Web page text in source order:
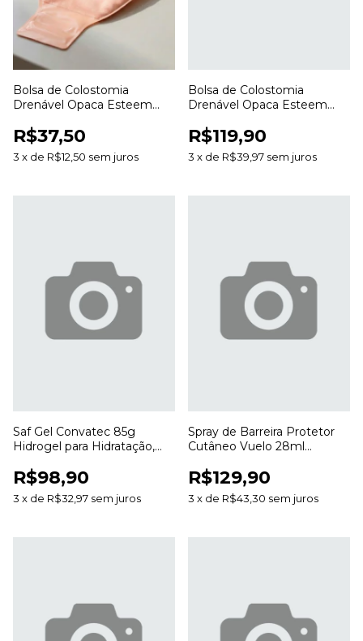
Bolsa de Colostomia
Drenável Opaca Esteem
Estomias
R$37,50
3 x de R$12,50 sem juros
Bolsa de Colostomia
Drenável Opaca Esteem
Estomias
R$119,90
3 x de R$39,97 sem juros
Saf Gel Convatec 85g
Hidrogel para Hidratação,
de Feridas
R$98,90
3 x de R$32,97 sem juros
Spray de Barreira Protetor
Cutâneo Vuelo 28ml
Álcool
R$129,90
3 x de R$43,30 sem juros